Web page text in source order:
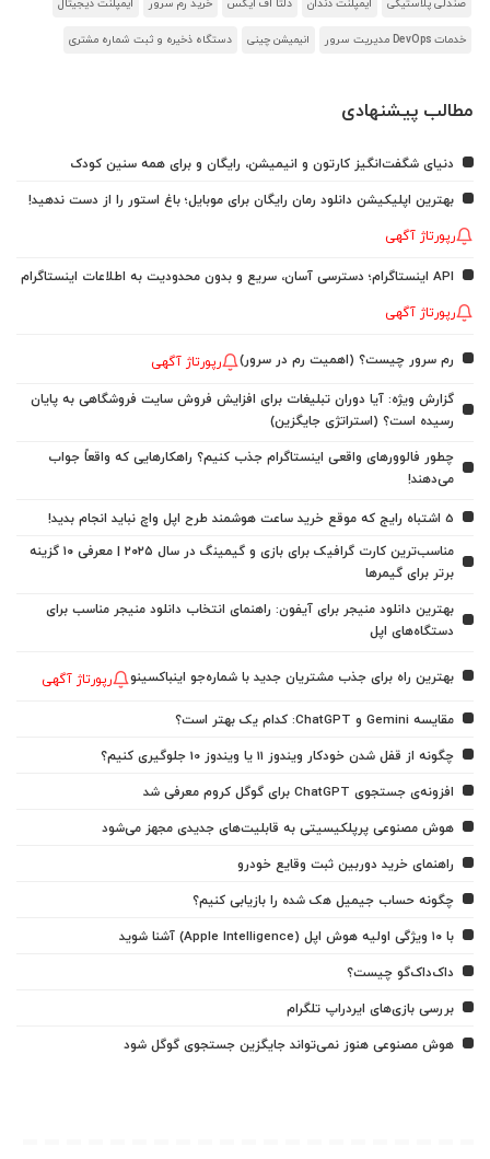
صندلی پلاستیکی ایمپلنت دندان دلتا اف ایکس خرید رم سرور ایمپلنت دیجیتال
خدمات DevOps مدیریت سرور انیمیشن چینی دستگاه ذخیره و ثبت شماره مشتری
مطالب پیشنهادی
دنیای شگفت‌انگیز کارتون و انیمیشن، رایگان و برای همه سنین کودک
بهترین اپلیکیشن دانلود رمان رایگان برای موبایل؛ باغ استور را از دست ندهید!
رپورتاژ آگهی
API اینستاگرام؛ دسترسی آسان، سریع و بدون محدودیت به اطلاعات اینستاگرام
رپورتاژ آگهی
رم سرور چیست؟ (اهمیت رم در سرور) رپورتاژ آگهی
گزارش ویژه: آیا دوران تبلیغات برای افزایش فروش سایت فروشگاهی به پایان
رسیده است؟ (استراتژی جایگزین)
چطور فالوورهای واقعی اینستاگرام جذب کنیم؟ راهکارهایی که واقعاً جواب
می‌دهند!
5 اشتباه رایج که موقع خرید ساعت هوشمند طرح اپل واچ نباید انجام بدید!
مناسب‌ترین کارت گرافیک برای بازی و گیمینگ در سال ۲۰۲۵ | معرفی ۱۰ گزینه
برتر برای گیمرها
بهترین دانلود منیجر برای آیفون: راهنمای انتخاب دانلود منیجر مناسب برای
دستگاه‌های اپل
بهترین راه برای جذب مشتریان جدید با شماره‌جو اینباکسینو رپورتاژ آگهی
مقایسه Gemini و ChatGPT: کدام یک بهتر است؟
چگونه از قفل شدن خودکار ویندوز 11 یا ویندوز 10 جلوگیری کنیم؟
افزونه‌ی جستجوی ChatGPT برای گوگل کروم معرفی شد
هوش مصنوعی پرپلکیسیتی به قابلیت‌های جدیدی مجهز می‌شود
راهنمای خرید دوربین ثبت وقایع خودرو
چگونه حساب جیمیل هک شده را بازیابی کنیم؟
با ۱۰ ویژگی اولیه هوش اپل (Apple Intelligence) آشنا شوید
داک‌داک‌گو چیست؟
بررسی بازی‌های ایردراپ تلگرام
هوش مصنوعی هنوز نمی‌تواند جایگزین جستجوی گوگل شود